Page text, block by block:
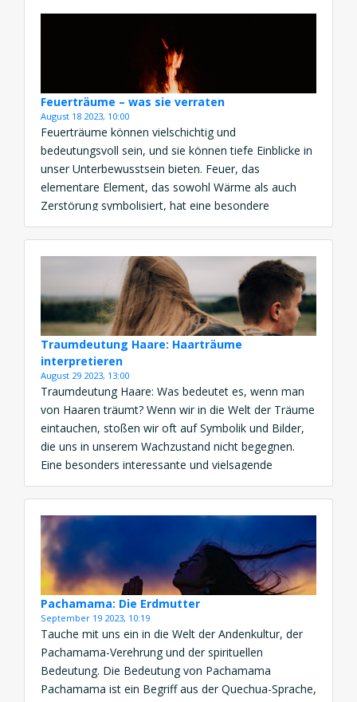
Vorbereitung Bevor du mit dem Vollmondritual […]
Feuerträume – was sie verraten
August 18 2023, 10:00
Feuerträume können vielschichtig und
bedeutungsvoll sein, und sie können tiefe Einblicke in
unser Unterbewusstsein bieten. Feuer, das
elementare Element, das sowohl Wärme als auch
Zerstörung symbolisiert, hat eine besondere
Anziehungskraft in der Traumwelt. In diesem Artikel
werden wir die verschiedenen Aspekte der
Traumdeutung von Feuerträumen erkunden und die
verborgenen Botschaften entschlüsseln, die sie für
unser […]
Traumdeutung Haare: Haarträume
interpretieren
August 29 2023, 13:00
Traumdeutung Haare: Was bedeutet es, wenn man
von Haaren träumt? Wenn wir in die Welt der Träume
eintauchen, stoßen wir oft auf Symbolik und Bilder,
die uns in unserem Wachzustand nicht begegnen.
Eine besonders interessante und vielsagende
Erscheinung in Träumen sind Haare. In diesem Artikel
werden wir erkunden, was es bedeutet, von Haaren
zu träumen, […]
Pachamama: Die Erdmutter
September 19 2023, 10:19
Tauche mit uns ein in die Welt der Andenkultur, der
Pachamama-Verehrung und der spirituellen
Bedeutung. Die Bedeutung von Pachamama
Pachamama ist ein Begriff aus der Quechua-Sprache,